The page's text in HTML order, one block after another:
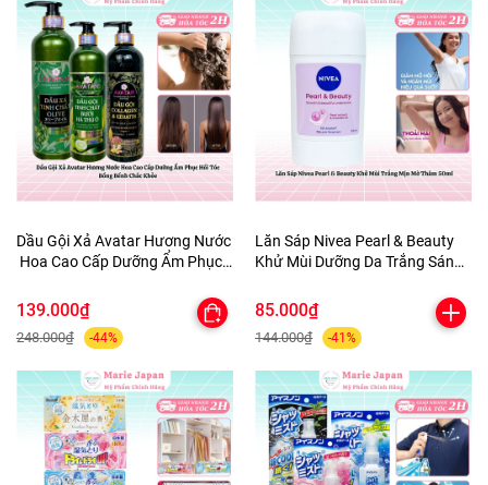
Dầu Gội Xả Avatar Hương Nước
Hoa Cao Cấp Dưỡng Ẩm Phục
139.000₫
248.000₫ -44%
Lăn Sáp Nivea Pearl & Beauty
Khử Mùi Dưỡng Da Trắng Sáng
85.000₫
144.000₫ -41%